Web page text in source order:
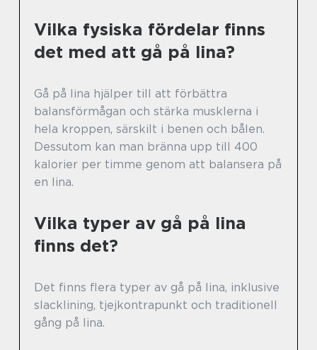
Vilka fysiska fördelar finns
det med att gå på lina?
Gå på lina hjälper till att förbättra
balansförmågan och stärka musklerna i
hela kroppen, särskilt i benen och bålen.
Dessutom kan man bränna upp till 400
kalorier per timme genom att balansera på
en lina.
Vilka typer av gå på lina
finns det?
Det finns flera typer av gå på lina, inklusive
slacklining, tjejkontrapunkt och traditionell
gång på lina.